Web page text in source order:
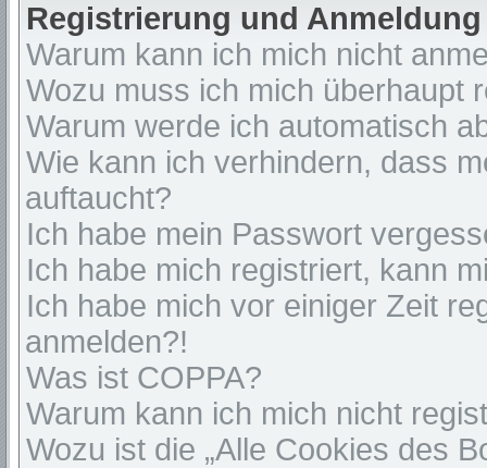
Registrierung und Anmeldung
Warum kann ich mich nicht
Wozu muss ich mich überhaupt
Warum werde ich automatisch
Wie kann ich verhindern, dass
auftaucht?
Ich habe mein Passwort
Ich habe mich registriert, kann
Ich habe mich vor einiger Zeit
anmelden?!
Was ist COPPA?
Warum kann ich mich nicht
Wozu ist die „Alle Cookies des